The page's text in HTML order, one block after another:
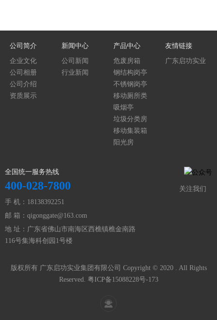
公司简介
企业文化
公司相册
公司介绍
资质展示
新闻中心
公司新闻
行业新闻
产品中心
危废房箱
钢结构岗亭
不锈钢岗亭
移动厕所类
吸烟亭
垃圾分类房
移动集装箱
阳光房
友情链接
广东启功实业
全国统一服务热线
400-028-7800
手 机：18138392251
邮 箱：qigonggate@163.com
地 址：广东省佛山市南海区西樵镇樵金南路
116号集海科创园1号楼
关注我们
版权所有 广东启功实业集团有限公司 Copyright © 2020 . All Rights
Reserved. 粤ICP备15088228号-173